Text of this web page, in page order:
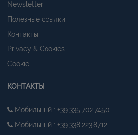
Newsletter
Полезные ссылки
Контакты
Privacy & Cookies
Cookie
КОНТАКТЫ
Мобильный : +39.335.702.7450
Мобильный : +39.338.223.8712